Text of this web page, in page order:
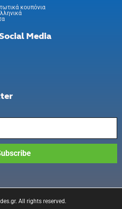
κουπόνια
Media
All rights reserved.